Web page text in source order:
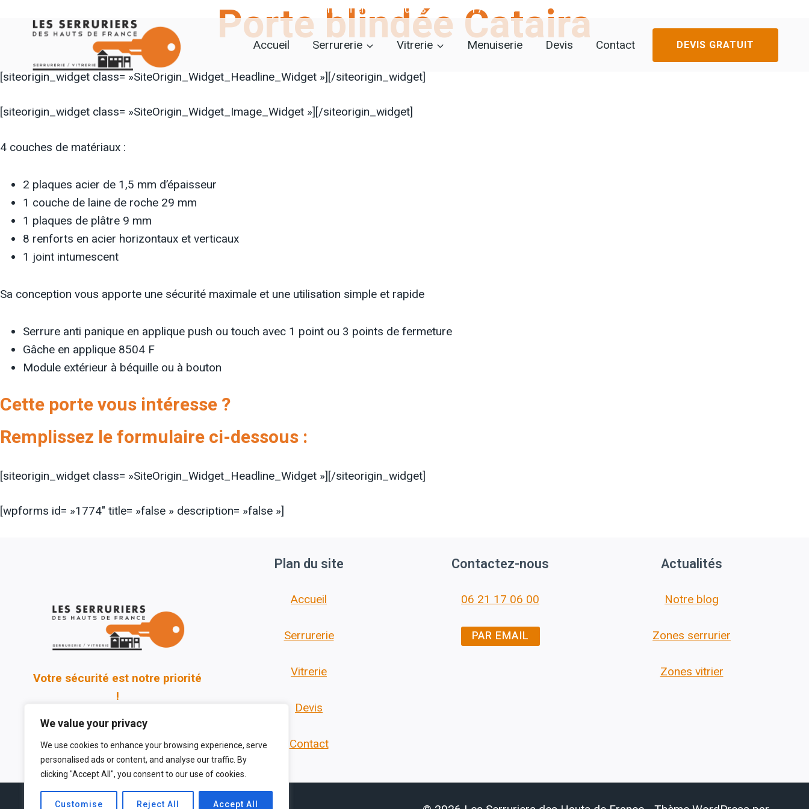
We value your privacy
We use cookies to enhance your browsing experience, serve
personalised ads or content, and analyse our traffic. By
clicking "Accept All", you consent to our use of cookies.
Customise Reject All Accept All
Intervention en 30 minutes : 06 21 17 06 00
Accueil Serrurerie Vitrerie Menuiserie Devis Contact DEVIS GRATUIT
Porte blindée Cataira
[siteorigin_widget class= »SiteOrigin_Widget_Headline_Widget »][/siteorigin_widget]
[siteorigin_widget class= »SiteOrigin_Widget_Image_Widget »] [/siteorigin_widget]
4 couches de matériaux :
2 plaques acier de 1,5 mm d’épaisseur
1 couche de laine de roche 29 mm
1 plaques de plâtre 9 mm
8 renforts en acier horizontaux et verticaux
1 joint intumescent
Sa conception vous apporte une sécurité maximale et une utilisation simple et rapide
Serrure anti panique en applique push ou touch avec 1 point ou 3 points de fermeture
Gâche en applique 8504 F
Module extérieur à béquille ou à bouton
Cette porte vous intéresse ?
Remplissez le formulaire ci-dessous :
[siteorigin_widget class= »SiteOrigin_Widget_Headline_Widget »][/siteorigin_widget]
[wpforms id= »1774″ title= »false » description= »false »]
Votre sécurité est notre priorité
!
Plan du site
Accueil
Serrurerie
Vitrerie
Devis
Contact
Contactez-nous
06 21 17 06 00
PAR EMAIL
Actualités
Notre blog
Zones serrurier
Zones vitrier